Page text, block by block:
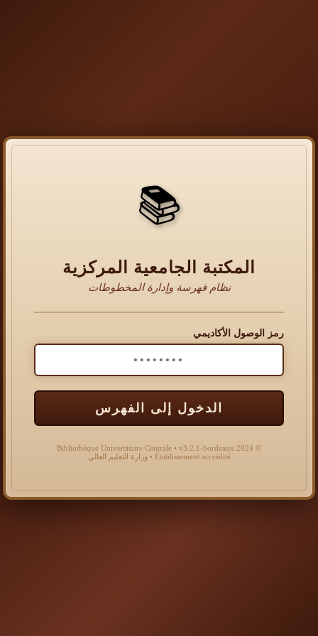
📚
المكتبة الجامعية المركزية
نظام فهرسة وإدارة المخطوطات
رمز الوصول الأكاديمي
الدخول إلى الفهرس
© 2024 Bibliothèque Universitaire Centrale • v3.2.1-bordeaux
Établissement accrédité • وزارة التعليم العالي